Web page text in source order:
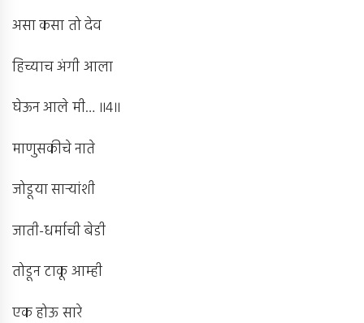
असा कसा तो देव
हिच्याच अंगी आला
घेऊन आले मी… ॥4॥
माणुसकीचे नाते
जोडूया सार्‍यांशी
जाती-धर्माची बेडी
तोडून टाकू आम्ही
एक होऊ सारे